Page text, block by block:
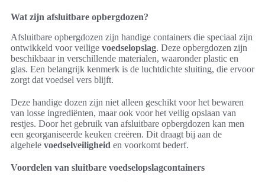
Wat zijn afsluitbare opbergdozen?
Afsluitbare opbergdozen zijn handige containers die speciaal zijn
ontwikkeld voor veilige voedselopslag. Deze opbergdozen zijn
beschikbaar in verschillende materialen, waaronder plastic en
glas. Een belangrijk kenmerk is de luchtdichte sluiting, die ervoor
zorgt dat voedsel vers blijft.
Deze handige dozen zijn niet alleen geschikt voor het bewaren
van losse ingrediënten, maar ook voor het veilig opslaan van
restjes. Door het gebruik van afsluitbare opbergdozen kan men
een georganiseerde keuken creëren. Dit draagt bij aan de
algehele voedselveiligheid en voorkomt bederf.
Voordelen van sluitbare voedselopslagcontainers